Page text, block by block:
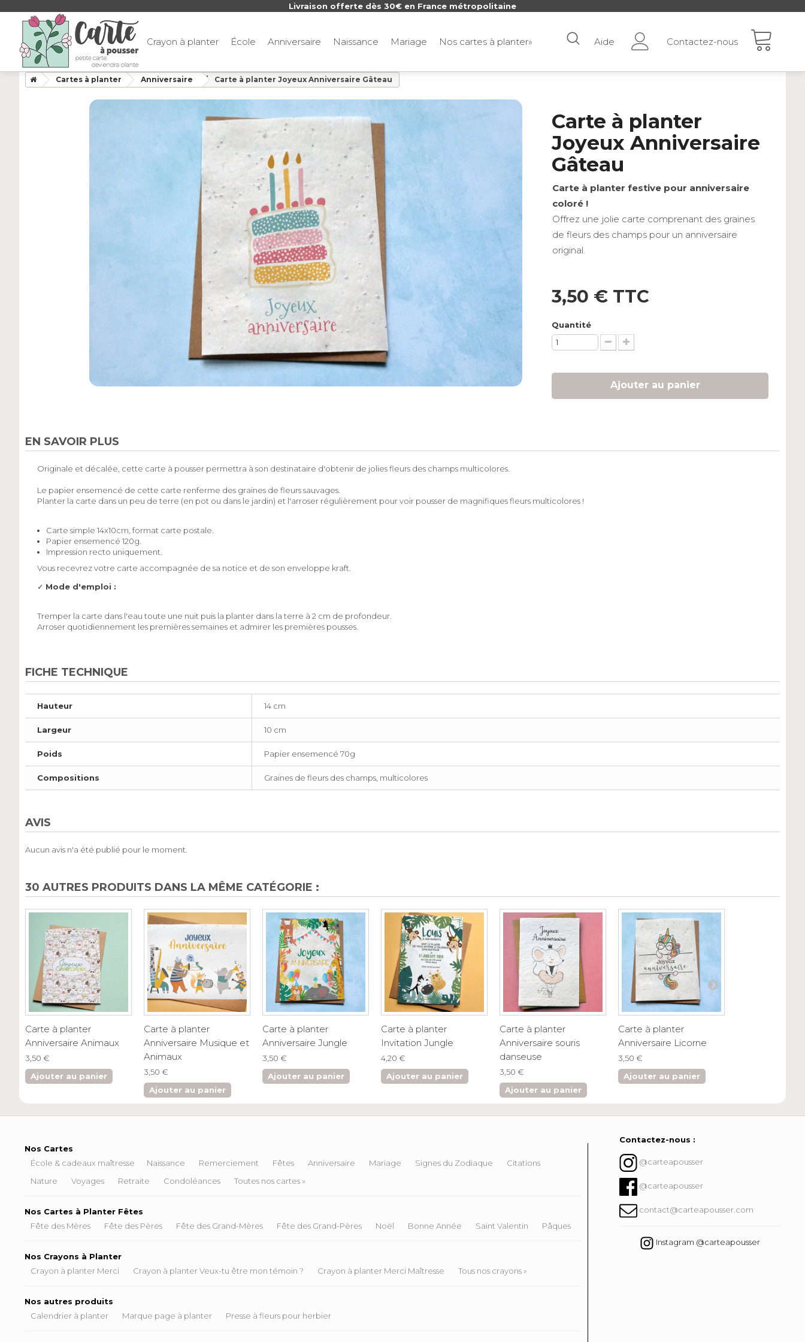
Livraison offerte dès 30€ en France métropolitaine
Crayon à planter École Anniversaire Naissance Mariage Nos cartes à planter» Aide Contactez-nous
Cartes à planter Anniversaire Carte à planter Joyeux Anniversaire Gâteau
Carte à planter
Joyeux Anniversaire
Gâteau
Carte à planter festive pour anniversaire
coloré !
Offrez une jolie carte comprenant des graines
de fleurs des champs pour un anniversaire
original.
3,50 €TTC
Quantité
Ajouter au panier
EN SAVOIR PLUS
Originale et décalée, cette carte à pousser permettra à son destinataire d'obtenir de jolies fleurs des champs multicolores.
Le papier ensemencé de cette carte renferme des graines de fleurs sauvages.
Planter la carte dans un peu de terre (en pot ou dans le jardin) et l'arroser régulièrement pour voir pousser de magnifiques fleurs multicolores !
Carte simple 14x10cm, format carte postale.
Papier ensemencé 120g.
Impression recto uniquement.
Vous recevrez votre carte accompagnée de sa notice et de son enveloppe kraft.
✓ Mode d'emploi :
Tremper la carte dans l'eau toute une nuit puis la planter dans la terre à 2 cm de profondeur.
Arroser quotidiennement les premières semaines et admirer les premières pousses.
FICHE TECHNIQUE
Hauteur 14 cm
Largeur 10 cm
Poids Papier ensemencé 70g
Compositions Graines de fleurs des champs, multicolores
AVIS
Aucun avis n'a été publié pour le moment.
30 AUTRES PRODUITS DANS LA MÊME CATÉGORIE :
Carte à planter
Anniversaire Animaux
3,50 €
Ajouter au panier
Carte à planter
Anniversaire Musique et
Animaux
3,50 €
Ajouter au panier
Carte à planter
Anniversaire Jungle
3,50 €
Ajouter au panier
Carte à planter
Invitation Jungle
4,20 €
Ajouter au panier
Carte à planter
Anniversaire souris
danseuse
3,50 €
Ajouter au panier
Carte à planter
Anniversaire Licorne
3,50 €
Ajouter au panier
Nos Cartes
École & cadeaux maîtresse
Naissance Remerciement Fêtes Anniversaire Mariage Signes du Zodiaque
Citations
Nature
Voyages Retraite Condoléances Toutes nos cartes »
Nos Cartes à Planter Fêtes
Fête des Mères
Fête des Pères Fête des Grand-Mères Fête des Grand-Pères Noël Bonne Année Saint Valentin Pâques
Nos Crayons à Planter
Crayon à planter Merci
Crayon à planter Veux-tu être mon témoin ? Crayon à planter Merci Maîtresse Tous nos crayons »
Nos autres produits
Calendrier à planter
Marque page à planter Presse à fleurs pour herbier
Contactez-nous :
@carteapousser
@carteapousser
contact@carteapousser.com
Instagram @carteapousser